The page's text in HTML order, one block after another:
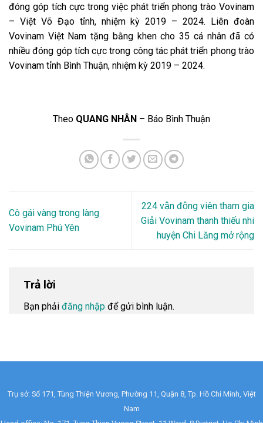
đóng góp tích cực trong việc phát triển phong trào Vovinam
– Việt Võ Đạo tỉnh, nhiệm kỳ 2019 – 2024. Liên đoàn
Vovinam Việt Nam tặng bằng khen cho 35 cá nhân đã có
nhiều đóng góp tích cực trong công tác phát triển phong trào
Vovinam tỉnh Bình Thuận, nhiệm kỳ 2019 – 2024.
Theo QUANG NHÂN – Báo Bình Thuận
Cô gái vàng trong làng
Vovinam Phú Yên
224 vận động viên tham gia
Giải Vovinam thanh thiếu nhi
huyện Chi Lăng mở rộng
Trả lời
Bạn phải đăng nhập để gửi bình luận.
Trụ sở: Số 171, Tùng Thiện Vương, Phường 11, Quận 8, Tp. Hồ Chí Minh, Việt
Nam